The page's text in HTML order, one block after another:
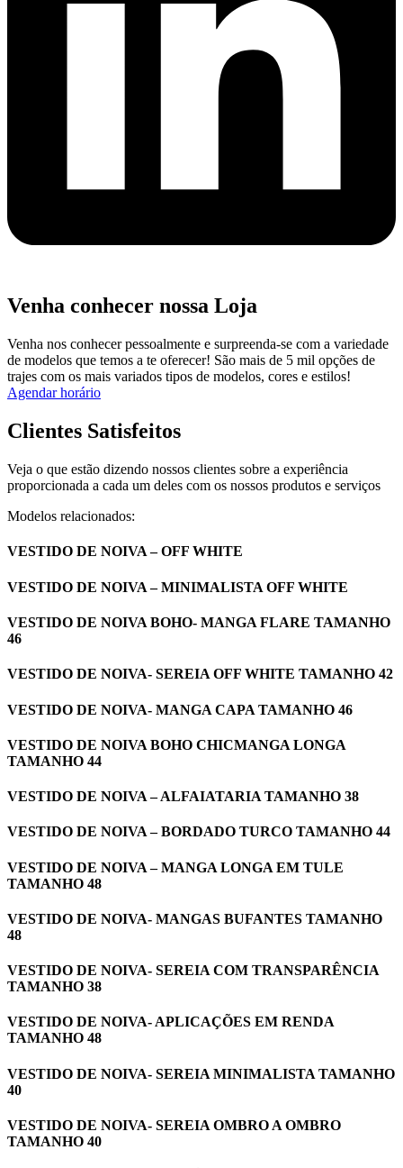
Venha conhecer nossa Loja
Venha nos conhecer pessoalmente e surpreenda-se com a variedade
de modelos que temos a te oferecer! São mais de 5 mil opções de
trajes com os mais variados tipos de modelos, cores e estilos!
Agendar horário
Clientes Satisfeitos
Veja o que estão dizendo nossos clientes sobre a experiência
proporcionada a cada um deles com os nossos produtos e serviços
Modelos relacionados:
VESTIDO DE NOIVA – OFF WHITE
VESTIDO DE NOIVA – MINIMALISTA OFF WHITE
VESTIDO DE NOIVA BOHO- MANGA FLARE TAMANHO
46
VESTIDO DE NOIVA- SEREIA OFF WHITE TAMANHO 42
VESTIDO DE NOIVA- MANGA CAPA TAMANHO 46
VESTIDO DE NOIVA BOHO CHICMANGA LONGA
TAMANHO 44
VESTIDO DE NOIVA – ALFAIATARIA TAMANHO 38
VESTIDO DE NOIVA – BORDADO TURCO TAMANHO 44
VESTIDO DE NOIVA – MANGA LONGA EM TULE
TAMANHO 48
VESTIDO DE NOIVA- MANGAS BUFANTES TAMANHO
48
VESTIDO DE NOIVA- SEREIA COM TRANSPARÊNCIA
TAMANHO 38
VESTIDO DE NOIVA- APLICAÇÕES EM RENDA
TAMANHO 48
VESTIDO DE NOIVA- SEREIA MINIMALISTA TAMANHO
40
VESTIDO DE NOIVA- SEREIA OMBRO A OMBRO
TAMANHO 40